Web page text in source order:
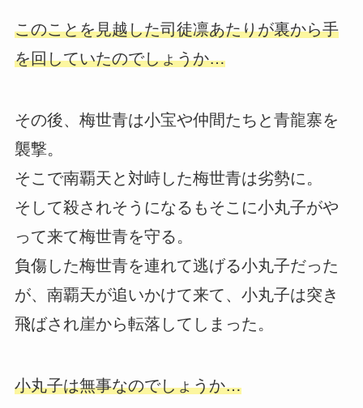
このことを見越した司徒凛あたりが裏から手
を回していたのでしょうか…
その後、梅世青は小宝や仲間たちと青龍寨を
襲撃。
そこで南覇天と対峙した梅世青は劣勢に。
そして殺されそうになるもそこに小丸子がや
って来て梅世青を守る。
負傷した梅世青を連れて逃げる小丸子だった
が、南覇天が追いかけて来て、小丸子は突き
飛ばされ崖から転落してしまった。
小丸子は無事なのでしょうか…